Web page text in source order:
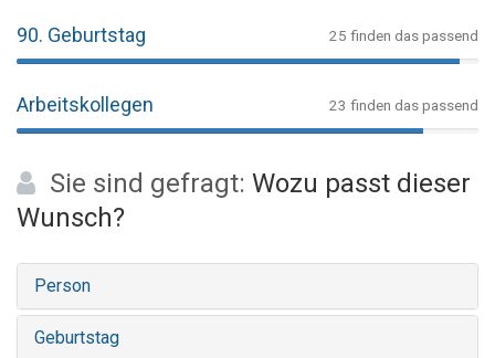
90. Geburtstag 25 finden das passend
Arbeitskollegen 23 finden das passend
Sie sind gefragt: Wozu passt dieser
Wunsch?
Person
Geburtstag